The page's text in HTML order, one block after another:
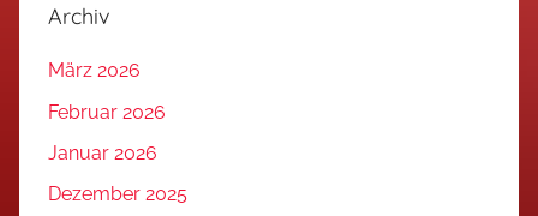
Archiv
März 2026
Februar 2026
Januar 2026
Dezember 2025